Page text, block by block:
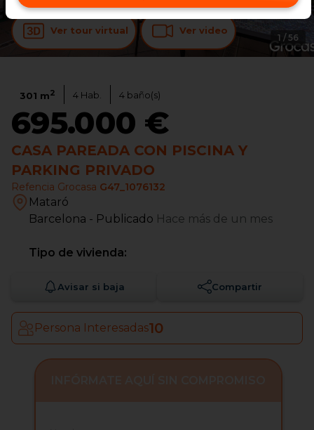
Contacto
Ver tour virtual Ver video
1 / 56
301 m2 4 Hab. 4 baño(s)
695.000 €
CASA PAREADA CON PISCINA Y
PARKING PRIVADO
Refencia Grocasa G47_1076132
Mataró
Barcelona - Publicado Hace más de un mes
Tipo de vivienda:
Avisar si baja Compartir
Persona Interesadas10